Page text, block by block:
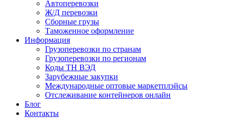
Автоперевозки
Ж/Д перевозки
Сборные грузы
Таможенное оформление
Информация
Грузоперевозки по странам
Грузоперевозки по регионам
Коды ТН ВЭД
Зарубежные закупки
Международные оптовые маркетплэйсы
Отслеживание контейнеров онлайн
Блог
Контакты